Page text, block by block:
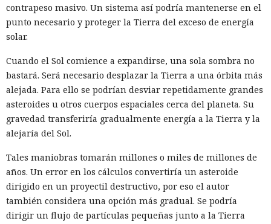
El comité
que la infraestructura conservada pudo
haber dado a estructuras chinas la capacidad de observar
crear condiciones para desviar datos. La investigación no
presenta pruebas directas de la participación de empleados
de los operadores en ciberataques.
Los autores prestaron atención especial a la campaña Salt
Typhoon, que se reveló en 2024 tras los hackeos a grandes
empresas de telecomunicaciones. La red China Mobile
International apareció al menos 192 veces en rutas hacia 58
grupos de direcciones que la CISA vinculó con servidores de
los atacantes.
El comité no afirma que China Mobile conociera la
contrapeso masivo. Un sistema así podría mantenerse en el
punto necesario y proteger la Tierra del exceso de energía
solar.
Cuando el Sol comience a expandirse, una sola sombra no
bastará. Será necesario desplazar la Tierra a una órbita más
alejada. Para ello se podrían desviar repetidamente grandes
asteroides u otros cuerpos espaciales cerca del planeta. Su
gravedad transferiría gradualmente energía a la Tierra y la
alejaría del Sol.
Tales maniobras tomarán millones o miles de millones de
años. Un error en los cálculos convertiría un asteroide
dirigido en un proyectil destructivo, por eso el autor
también considera una opción más gradual. Se podría
dirigir un flujo de partículas pequeñas junto a la Tierra